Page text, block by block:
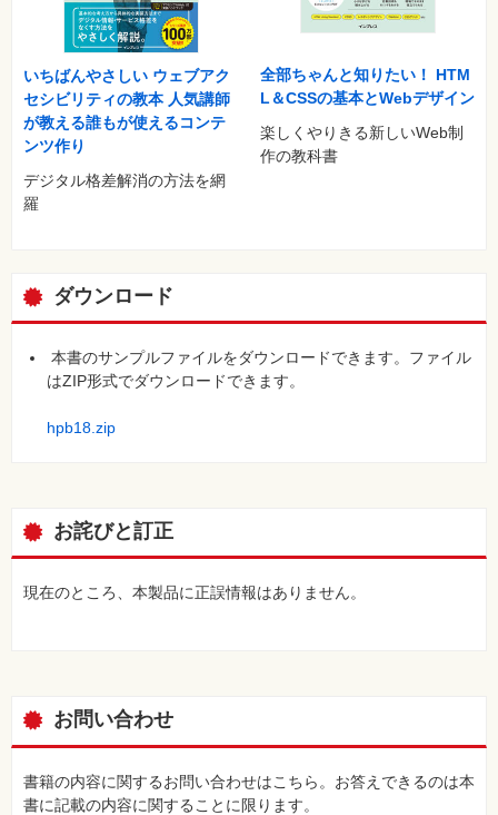
の入れ替え＞
レッスン23 背景画像に文字を入力するには ＜ロゴの作成＞
レッスン24 作成したページを確認するには ＜ブラウザー確
認＞
レッスン25 スマートフォン向けサイトの表示を確認するに
は ＜レスポンシブデザイン＞
レッスン26 ホームページのデザインを公開させるには ＜サ
イトの公開とデータの反映＞
この章のまとめ
レッスン27 ページと記事の関係を理解しよう ＜投稿タイプ
＞
レッスン28 ページの構成を編集するには ＜ページ構成＞
レッスン29 グローバルメニューの順番を入れ替えるには ＜
メニュー構成＞
とサブメニュー＞
レッスン33 リンクを設定するには ＜リンク＞
レッスン34 写真や画像を動きのある表現で配置するには ＜
フォトモーション＞
レッスン35 地図を挿入するには ＜Googleマップの挿入＞
第6章 記事を投稿しよう
レッスン37 更新作業について知ろう ＜hpbダッシュボード
＞
いちばんやさしい ウェブアク
セシビリティの教本 人気講師
が教える誰もが使えるコンテ
ンツ作り
デジタル格差解消の方法を網
羅
全部ちゃんと知りたい！ HTM
L＆CSSの基本とWebデザイン
楽しくやりきる新しいWeb制
作の教科書
ダウンロード
本書のサンプルファイルをダウンロードできます。ファイル
はZIP形式でダウンロードできます。
hpb18.zip
お詫びと訂正
現在のところ、本製品に正誤情報はありません。
お問い合わせ
書籍の内容に関するお問い合わせはこちら。お答えできるのは本
書に記載の内容に関することに限ります。